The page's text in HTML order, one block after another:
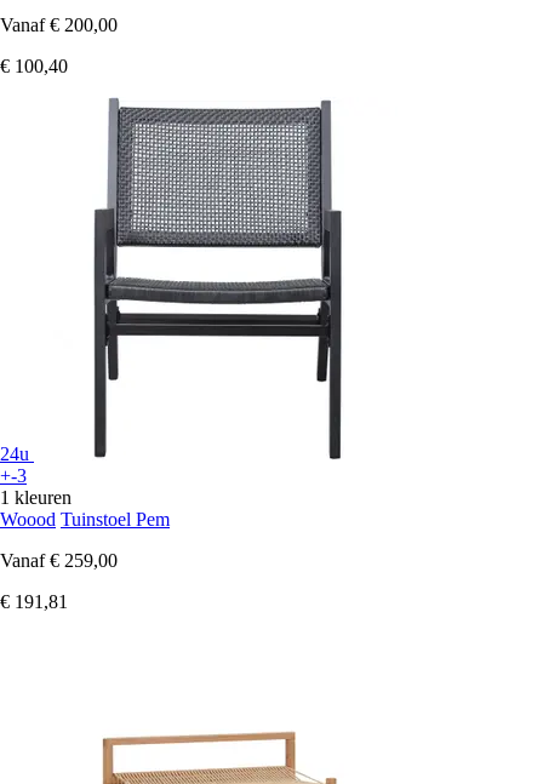
Vanaf € 200,00
€ 100,40
24u
+-3
1 kleuren
Woood Tuinstoel Pem
Vanaf € 259,00
€ 191,81